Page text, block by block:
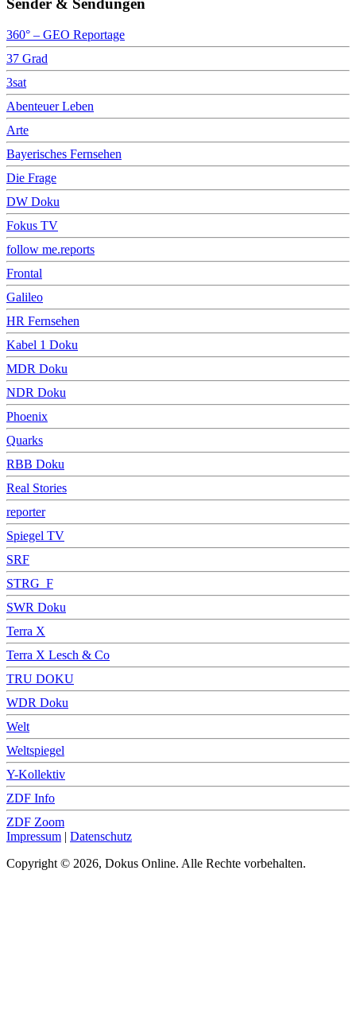
Sender & Sendungen
360° – GEO Reportage
37 Grad
3sat
Abenteuer Leben
Arte
Bayerisches Fernsehen
Die Frage
DW Doku
Fokus TV
follow me.reports
Frontal
Galileo
HR Fernsehen
Kabel 1 Doku
MDR Doku
NDR Doku
Phoenix
Quarks
RBB Doku
Real Stories
reporter
Spiegel TV
SRF
STRG_F
SWR Doku
Terra X
Terra X Lesch & Co
TRU DOKU
WDR Doku
Welt
Weltspiegel
Y-Kollektiv
ZDF Info
ZDF Zoom
Impressum | Datenschutz
Copyright © 2026, Dokus Online. Alle Rechte vorbehalten.